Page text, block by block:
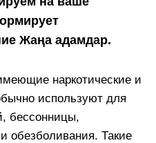
Жаңа адамдар.
наркотические и
используют для
бессонницы,
обезболивания. Такие